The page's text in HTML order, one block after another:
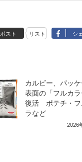
ポスト リスト シ
カルビー、パッ
表面の「フルカ
復活 ポテチ・フ
ラなど
2026